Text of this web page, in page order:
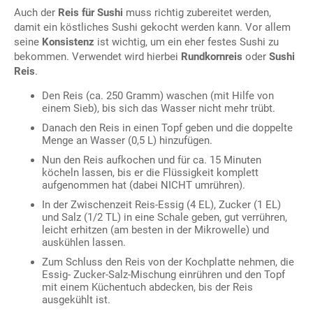
Auch der Reis für Sushi muss richtig zubereitet werden,
damit ein köstliches Sushi gekocht werden kann. Vor allem
seine Konsistenz ist wichtig, um ein eher festes Sushi zu
bekommen. Verwendet wird hierbei Rundkornreis oder Sushi
Reis.
Den Reis (ca. 250 Gramm) waschen (mit Hilfe von
einem Sieb), bis sich das Wasser nicht mehr trübt.
Danach den Reis in einen Topf geben und die doppelte
Menge an Wasser (0,5 L) hinzufügen.
Nun den Reis aufkochen und für ca. 15 Minuten
köcheln lassen, bis er die Flüssigkeit komplett
aufgenommen hat (dabei NICHT umrühren).
In der Zwischenzeit Reis-Essig (4 EL), Zucker (1 EL)
und Salz (1/2 TL) in eine Schale geben, gut verrühren,
leicht erhitzen (am besten in der Mikrowelle) und
auskühlen lassen.
Zum Schluss den Reis von der Kochplatte nehmen, die
Essig- Zucker-Salz-Mischung einrühren und den Topf
mit einem Küchentuch abdecken, bis der Reis
ausgekühlt ist.